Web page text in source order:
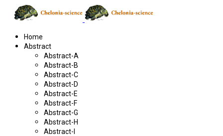
Home
Abstract
Abstract-A
Abstract-B
Abstract-C
Abstract-D
Abstract-E
Abstract-F
Abstract-G
Abstract-H
Abstract-I